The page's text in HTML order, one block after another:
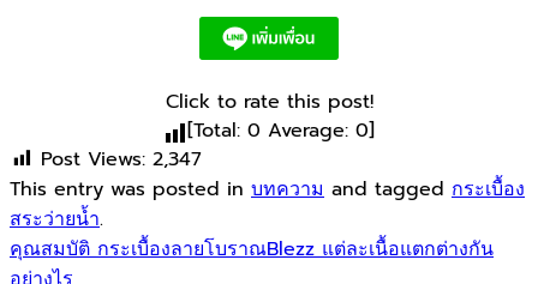
Click to rate this post!
[Total: 0 Average: 0]
Post Views: 2,347
This entry was posted in บทความ and tagged กระเบื้อง
สระว่ายน้ำ.
คุณสมบัติ กระเบื้องลายโบราณBlezz แต่ละเนื้อแตกต่างกัน